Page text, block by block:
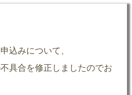
込みについて、
具合を修正しましたのでお